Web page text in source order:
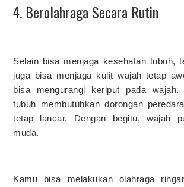
4. Berolahraga Secara Rutin
Selain bisa menjaga kesehatan tubuh,
juga bisa menjaga kulit wajah tetap
bisa mengurangi keriput pada
tubuh membutuhkan dorongan
tetap lancar. Dengan begitu, wajah
muda.
Kamu bisa melakukan olahraga